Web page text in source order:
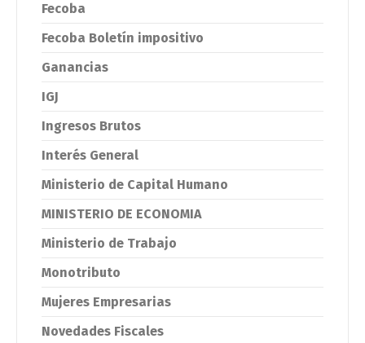
Fecoba
Fecoba Boletín impositivo
Ganancias
IGJ
Ingresos Brutos
Interés General
Ministerio de Capital Humano
MINISTERIO DE ECONOMIA
Ministerio de Trabajo
Monotributo
Mujeres Empresarias
Novedades Fiscales